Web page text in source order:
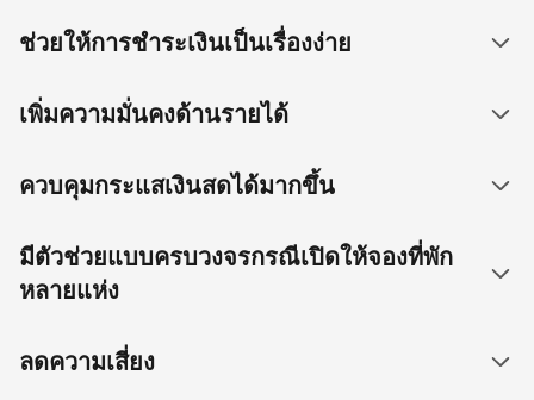
ช่วยให้การชำระเงินเป็นเรื่องง่าย
เพิ่มความมั่นคงด้านรายได้
ควบคุมกระแสเงินสดได้มากขึ้น
มีตัวช่วยแบบครบวงจรกรณีเปิดให้จองที่พัก
หลายแห่ง
ลดความเสี่ยง